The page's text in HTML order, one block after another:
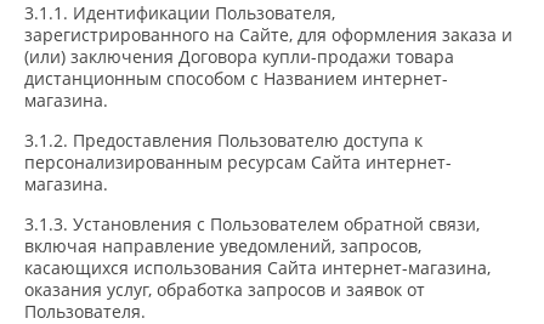
3.1.1. Идентификации Пользователя,
зарегистрированного на Сайте, для оформления заказа и
(или) заключения Договора купли-продажи товара
дистанционным способом с Названием интернет-
магазина.
3.1.2. Предоставления Пользователю доступа к
персонализированным ресурсам Сайта интернет-
магазина.
3.1.3. Установления с Пользователем обратной связи,
включая направление уведомлений, запросов,
касающихся использования Сайта интернет-магазина,
оказания услуг, обработка запросов и заявок от
Пользователя.